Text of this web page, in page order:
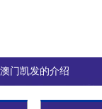
澳门凯发的介绍